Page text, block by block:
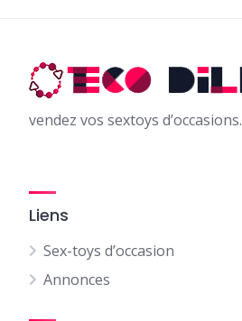
vendez vos sextoys d’occasions.
Liens
Sex-toys d’occasion
Annonces